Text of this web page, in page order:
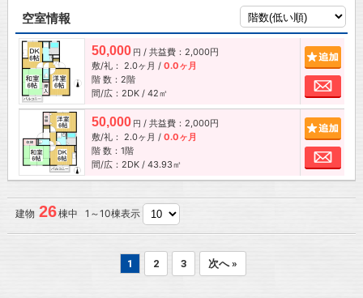
空室情報
50,000 円 / 共益費：2,000円
敷/礼： 2.0ヶ月 / 0.0ヶ月
階 数：2階
間/広：2DK / 42㎡
お
50,000 円 / 共益費：2,000円
敷/礼： 2.0ヶ月 / 0.0ヶ月
階 数：1階
間/広：2DK / 43.93㎡
お
建物 26棟中 1～10棟表示
1 2 3 次へ »